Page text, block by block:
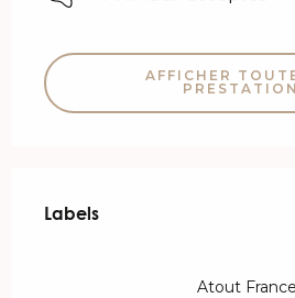
AFFICHER
Labels
Labels
Atout France